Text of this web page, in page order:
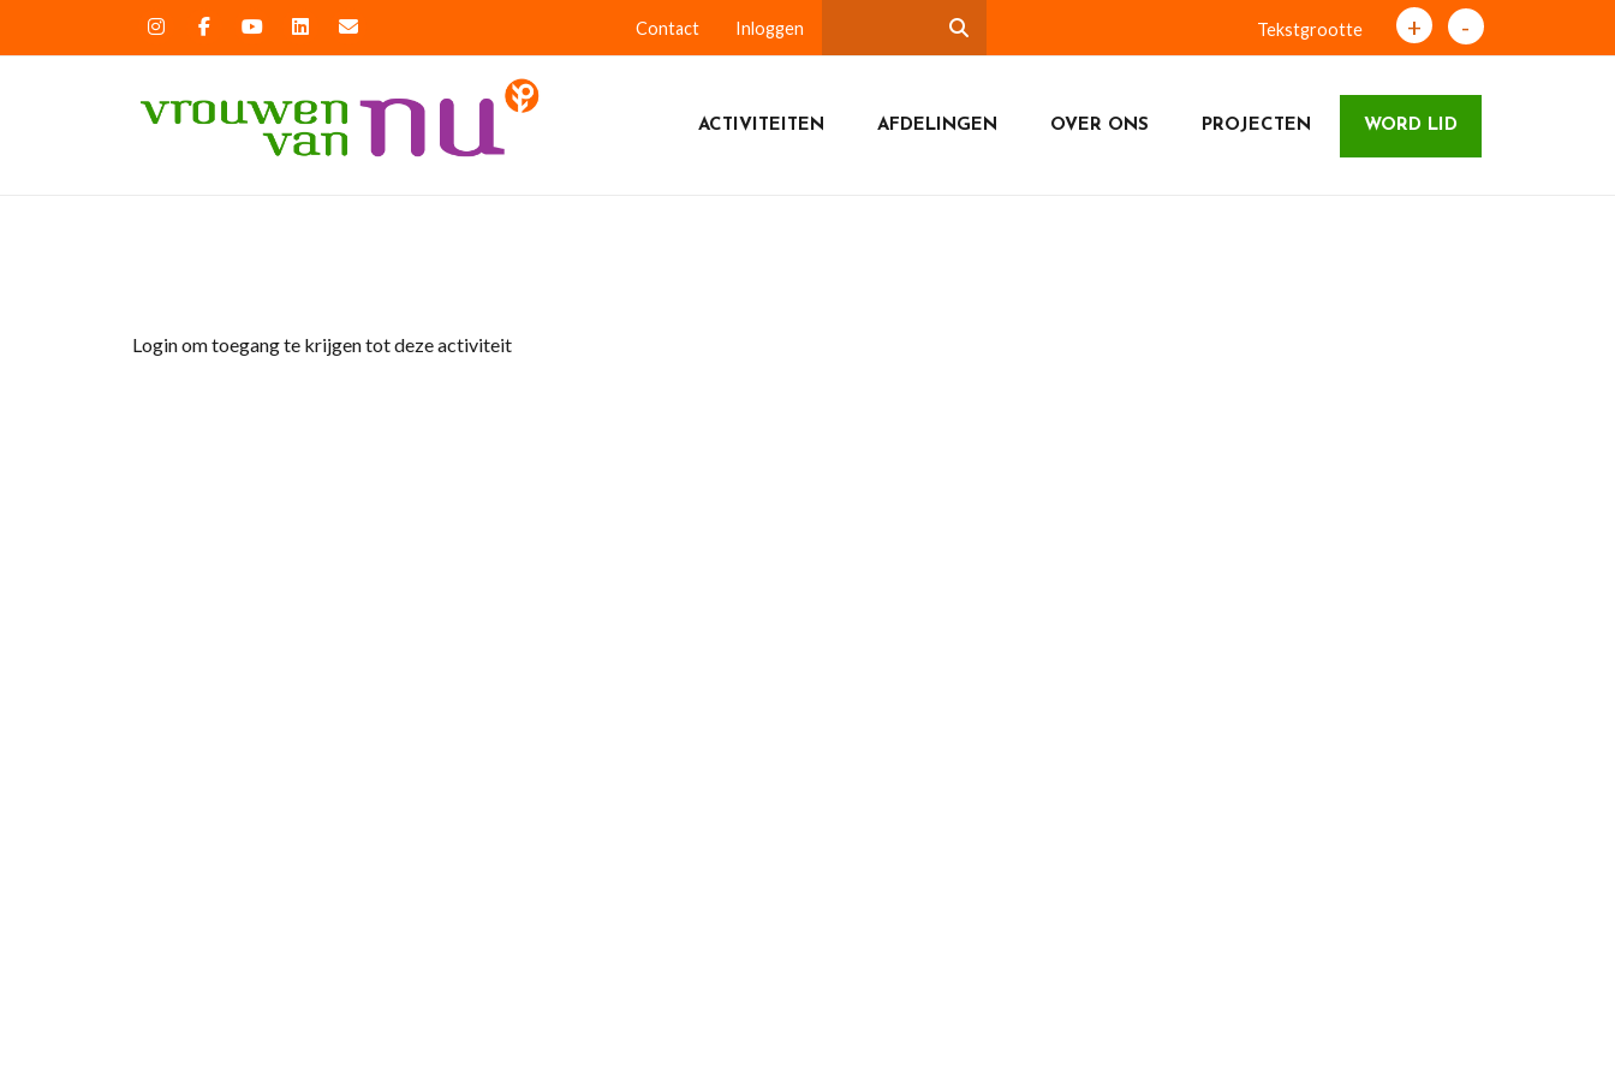
Contact Inloggen Tekstgrootte + -
ACTIVITEITEN AFDELINGEN OVER ONS PROJECTEN WORD LID
Login om toegang te krijgen tot deze activiteit